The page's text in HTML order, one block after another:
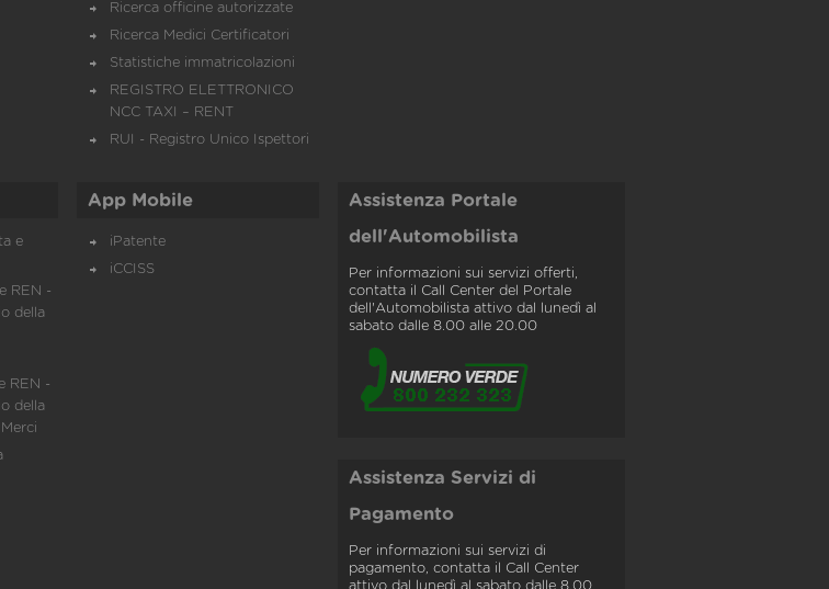
Ricerca officine autorizzate
Ricerca Medici Certificatori
Statistiche immatricolazioni
REGISTRO ELETTRONICO
NCC TAXI – RENT
RUI - Registro Unico Ispettori
e
REN -
della
REN -
della
App Mobile
iPatente
iCCISS
Assistenza Portale
dell'Automobilista
Per informazioni sui servizi offerti,
contatta il Call Center del Portale
dell'Automobilista attivo dal lunedì al
sabato dalle 8.00 alle 20.00
Assistenza Servizi di
Pagamento
Per informazioni sui servizi di
pagamento, contatta il Call Center